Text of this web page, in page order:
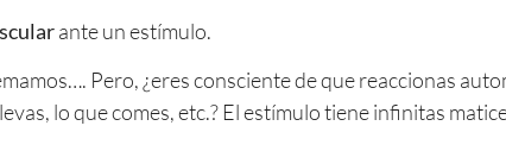
ante un estímulo.
Pero, ¿eres consciente de que reaccionas
lo que comes, etc.? El estímulo tiene infinitas